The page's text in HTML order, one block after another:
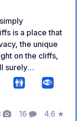
is a place that
the unique
on the cliffs,
surely
toilets, water
cafe where
to the cliffs all
16
Commentaren
4.6 ★